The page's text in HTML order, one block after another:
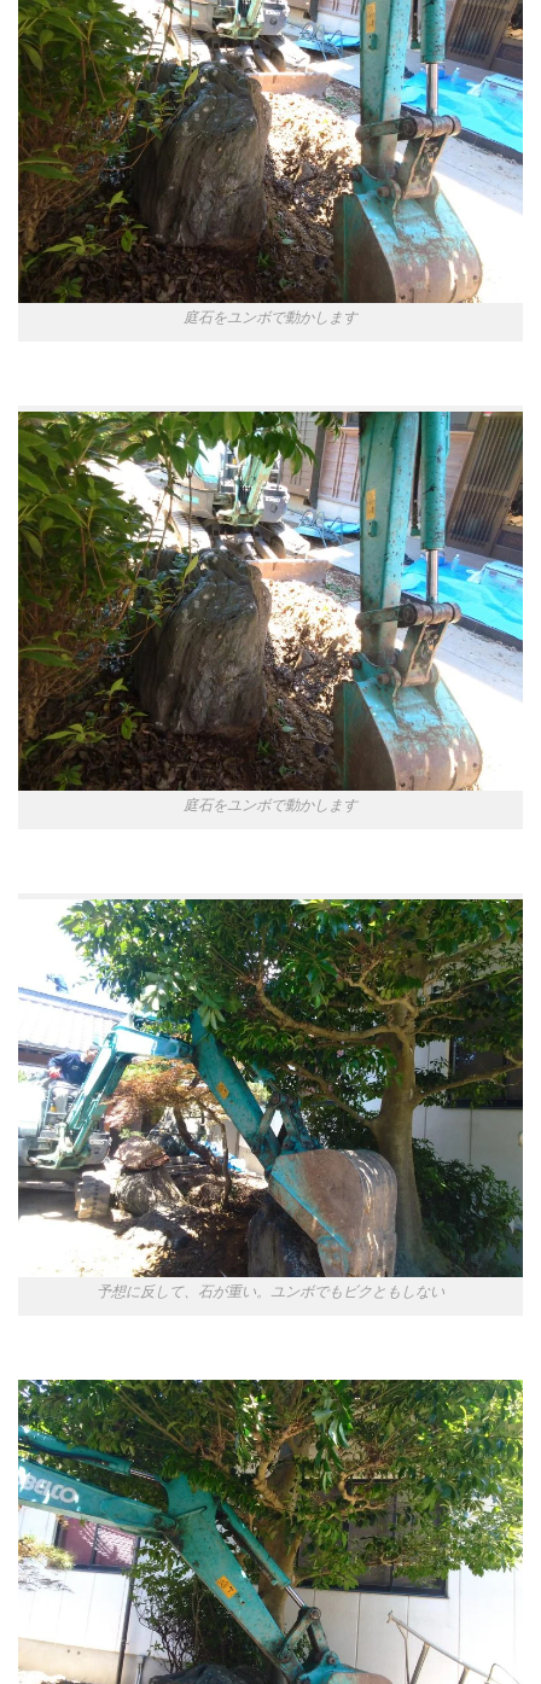
庭石をユンボで動かします
庭石をユンボで動かします
予想に反して、石が重い。ユンボでもビクともしない